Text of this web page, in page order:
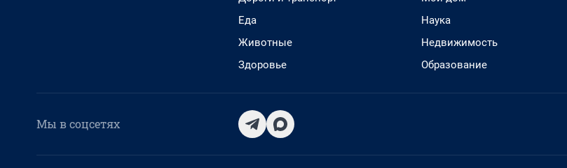
Еда
Животные
Здоровье
Наука
Недвижимость
Образование
Мы в соцсетях